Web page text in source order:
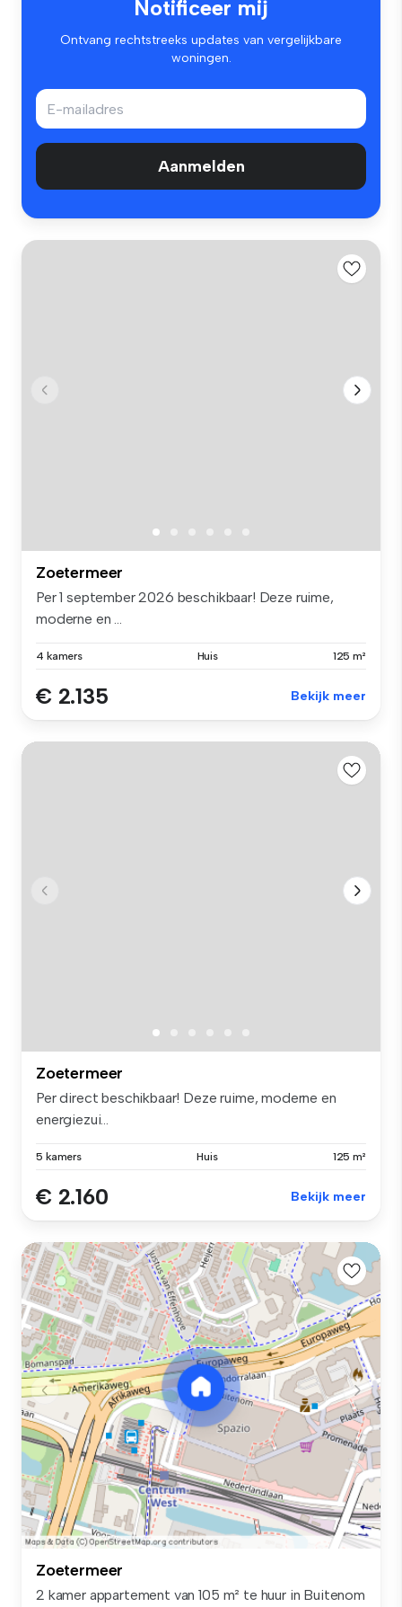
Notificeer mij
Ontvang rechtstreeks updates van vergelijkbare
woningen.
Aanmelden
Zoetermeer
Per 1 september 2026 beschikbaar! Deze ruime,
moderne en ...
4 kamers Huis 125 m²
€ 2.135 Bekijk meer
Zoetermeer
Per direct beschikbaar! Deze ruime, moderne en
energiezui...
5 kamers Huis 125 m²
€ 2.160 Bekijk meer
Zoetermeer
2 kamer appartement van 105 m² te huur in Buitenom